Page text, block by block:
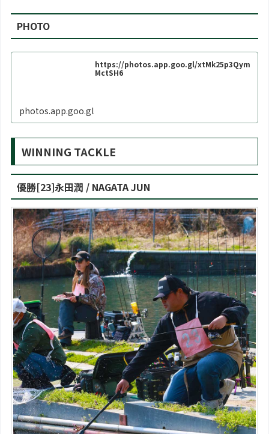
PHOTO
https://photos.app.goo.gl/xtMk25p3Qym
MctSH6
photos.app.goo.gl
WINNING TACKLE
優勝[23]永田潤 / NAGATA JUN